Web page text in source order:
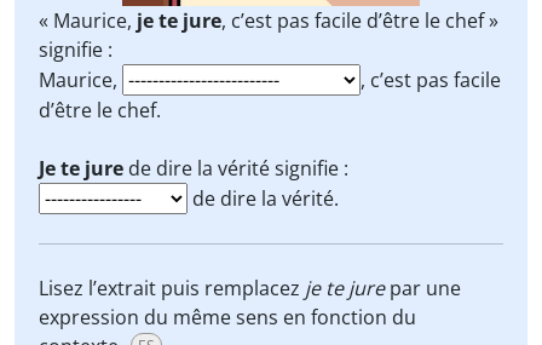
« Maurice, je te jure, c’est pas facile d’être le chef »
signifie :
Maurice,
, c’est pas facile
d’être le chef.
Je te jure de dire la vérité signifie :
de dire la vérité.
Lisez l’extrait puis remplacez je te jurepar une
expression du même sens en fonction du